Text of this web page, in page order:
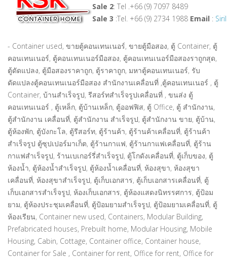
Sale 2: Tel .+66 (9) 7097 8489
Sale 3 :Tel. +66 (9) 2734 1988 Email :
- Container used, ขายตู้คอนเทนเนอร์, ขายตู้มือสอง, ตู้ Container, ตู้
คอนเทนเนอร์, ตู้คอนเทนเนอร์มือสอง, ตู้คอนเทนเนอร์มือสองราถูกสุด,
ตู้ดัดแปลง, ตู้มือสองราคาถูก, ตู้ราคาถูก, มหาตู้คอนเทนเนอร์, รับ
ดัดแปลงตู้คอนเทนเนอร์มือสอง สำนักงานเคลื่อนที่ ,ตู้คอนเทนเนอร์ , ตู้
Container, บ้านสำเร็จรูป, รีสอร์ทสำเร็จรูปเคลื่อนที่ , ขนส่ง ตู้
คอนเทนเนอร์ , ตู้เหล็ก, ตู้บ้านเหล็ก, ตู้ออฟฟิส, ตู้ Office, ตู้ สำนักงาน,
ตู้สำนักงาน เคลื่อนที่, ตู้สำนักงาน สำเร็จรูป, ตู้สำนักงาน ขาย, ตู้บ้าน,
ตู้ห้องพัก, ตู้บังกะโล, ตู้รีสอร์ท, ตู้ร้านค้า, ตู้ร้านค้าเคลื่อนที่, ตู้ร้านค้า
สำเร็จรูป ตู้ซุปเปอร์มาเก็ต, ตู้ร้านกาแฟ, ตู้ร้านกาแฟเคลื่อนที่, ตู้ร้าน
กาแฟสำเร็จรูป, ร้านเบเกอร์รี่สำเร็จรูป, ตู้โกดังเคลื่อนที่, ตู้เก็บของ, ตู้
ห้องน้ำ, ตู้ห้องน้ำสำเร็จรูป, ตู้ห้องน้ำเคลื่อนที่, ห้องสุขา, ห้องสุขา
เคลื่อนที่, ห้องสุขาสำเร็จรูป, ตู้เก็บเอกสาร, ตู้เก็บเอกสารเคลื่อนที่, ตู้
เก็บเอกสารสำเร็จรูป, ห้องเก็บเอกสาร, ตู้ห้องแสดงนิทรรศการ, ตู้ป้อม
ยาม, ตู้ห้องประชุมเคลื่อนที่, ตู้ป้อมยามสำเร็จรูป, ตู้ป้อมยามเคลื่อนที่, ตู้
ห้องเรียน, Container new used, Containers, Modular Building,
Prefabricated houses, Prebuilt home, Modular Housing, Mobile
Housing, Cabin, Cottage, Container office, Container house,
Container for Sale , Container for rent, Office for rent, Office for